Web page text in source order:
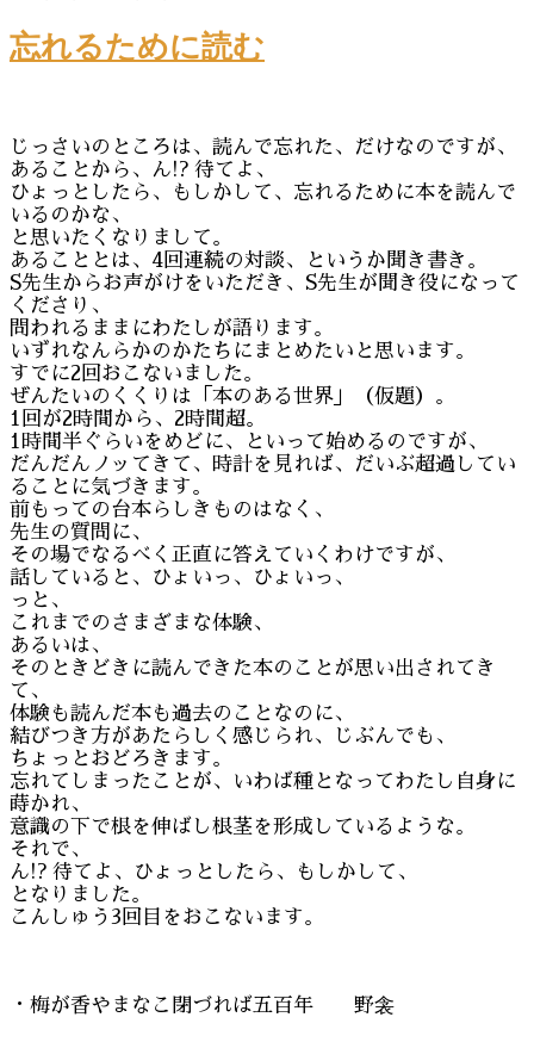
忘れるために読む
じっさいのところは、読んで忘れた、だけなのですが、
あることから、ん!? 待てよ、
ひょっとしたら、もしかして、忘れるために本を読んで
いるのかな、
と思いたくなりまして。
あることとは、4回連続の対談、というか聞き書き。
S先生からお声がけをいただき、S先生が聞き役になって
くださり、
問われるままにわたしが語ります。
いずれなんらかのかたちにまとめたいと思います。
すでに2回おこないました。
ぜんたいのくくりは「本のある世界」（仮題）。
1回が2時間から、2時間超。
1時間半ぐらいをめどに、といって始めるのですが、
だんだんノッてきて、時計を見れば、だいぶ超過してい
ることに気づきます。
前もっての台本らしきものはなく、
先生の質問に、
その場でなるべく正直に答えていくわけですが、
話していると、ひょいっ、ひょいっ、
っと、
これまでのさまざまな体験、
あるいは、
そのときどきに読んできた本のことが思い出されてき
て、
体験も読んだ本も過去のことなのに、
結びつき方があたらしく感じられ、じぶんでも、
ちょっとおどろきます。
忘れてしまったことが、いわば種となってわたし自身に
蒔かれ、
意識の下で根を伸ばし根茎を形成しているような。
それで、
ん!? 待てよ、ひょっとしたら、もしかして、
となりました。
こんしゅう3回目をおこないます。
・梅が香やまなこ閉づれば五百年 野衾